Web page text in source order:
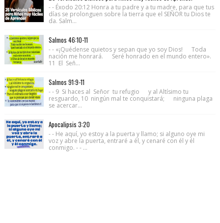
- - Éxodo 20:12 Honra a tu padre y a tu madre, para que tus
días se prolonguen sobre la tierra que el SEÑOR tu Dios te
da. Salm...
Salmos 46:10-11
- - «¡Quédense quietos y sepan que yo soy Dios! Toda
nación me honrará. Seré honrado en el mundo entero».
11 El Señ...
Salmos 91:9-11
- - 9 Si haces al Señor tu refugio y al Altísimo tu
resguardo, 10 ningún mal te conquistará; ninguna plaga
se acercar...
Apocalipsis 3:20
- - He aquí, yo estoy a la puerta y llamo; si alguno oye mi
voz y abre la puerta, entraré a él, y cenaré con él y él
conmigo. - - ...